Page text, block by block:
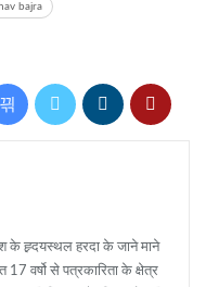
bajra
के ह्र्दयस्थल हरदा के जाने माने
वर्षो से पत्रकारिता के क्षेत्र